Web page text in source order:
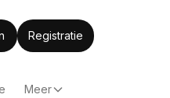
Registratie
Meer